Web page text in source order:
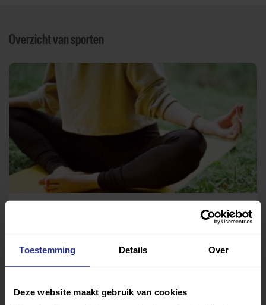
Toestemming Details Over
Deze website maakt gebruik van cookies
Overzicht van sporten